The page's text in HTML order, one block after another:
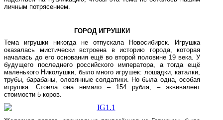
личным потрясением.
ГОРОД ИГРУШКИ
Тема игрушки никогда не отпускала Новосибирск. Игрушка
оказалась мистически встроена в историю города, которая
началась до его основания ещё во второй половине 19 века. У
будущего последнего российского императора, а тогда ещё
маленького Николушки, было много игрушек: лошадки, каталки,
трубы, барабаны, оловянные солдатики. Но была одна, особая
игрушка. Стоила она немало – 154 рубля, – эквивалент
стоимости 5 коров.